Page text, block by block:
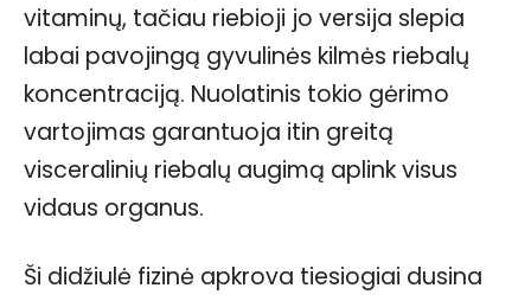
vitaminų, tačiau riebioji jo versija slepia
labai pavojingą gyvulinės kilmės riebalų
koncentraciją. Nuolatinis tokio gėrimo
vartojimas garantuoja itin greitą
visceralinių riebalų augimą aplink visus
vidaus organus.
Ši didžiulė fizinė apkrova tiesiogiai dusina